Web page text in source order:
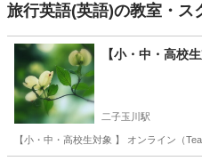
旅行英語(英語)の教室・ス
【小・中・高校
二子玉川駅
【小・中・高校生対象 】 オンライン（